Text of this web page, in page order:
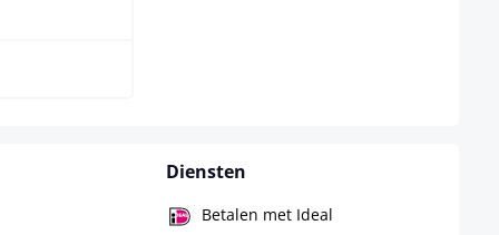
Diensten
Betalen met Ideal